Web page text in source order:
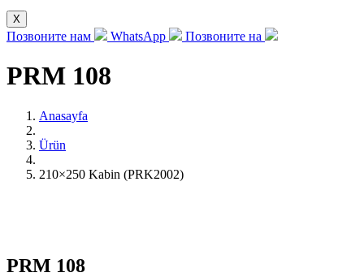
X
Позвоните нам WhatsApp Позвоните на
PRM 108
Anasayfa
Ürün
210×250 Kabin (PRK2002)
PRM 108